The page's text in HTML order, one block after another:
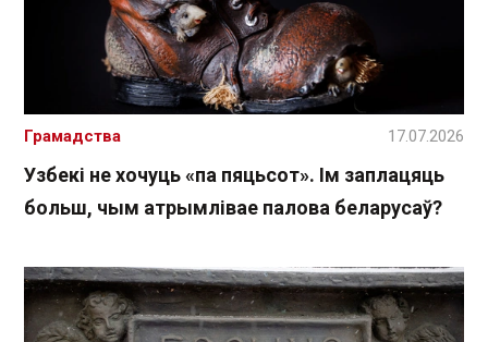
Узбекі не хочуць «па пяцьсот». Ім заплацяць
больш, чым атрымлівае палова беларусаў?
Грамадства 17.07.2026